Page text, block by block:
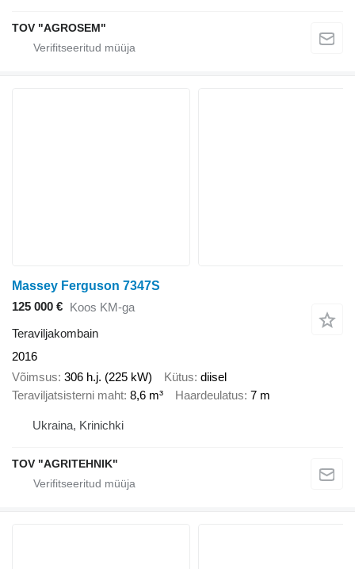
TOV "AGROSEM"
Massey Ferguson 7347S
125 000 € Koos KM-ga
Teraviljakombain
2016
Võimsus 306 h.j. (225 kW) Kütus diisel
Teraviljatsisterni maht 8,6 m³ Haardeulatus 7 m
Ukraina, Krinichki
TOV "AGRITEHNIK"